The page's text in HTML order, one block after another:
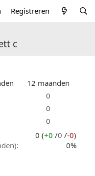
Registreren
c
12 maanden
0
0
0
0 (+0 /0 /-0)
0%